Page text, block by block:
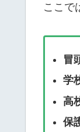
ここで
冒
学
高
保